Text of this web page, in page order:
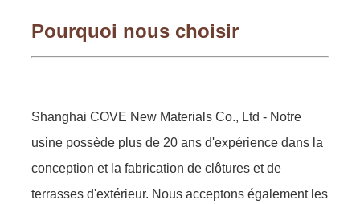
Pourquoi nous choisir
Shanghai COVE New Materials Co., Ltd - Notre
usine possède plus de 20 ans d'expérience dans la
conception et la fabrication de clôtures et de
terrasses d'extérieur. Nous acceptons également les